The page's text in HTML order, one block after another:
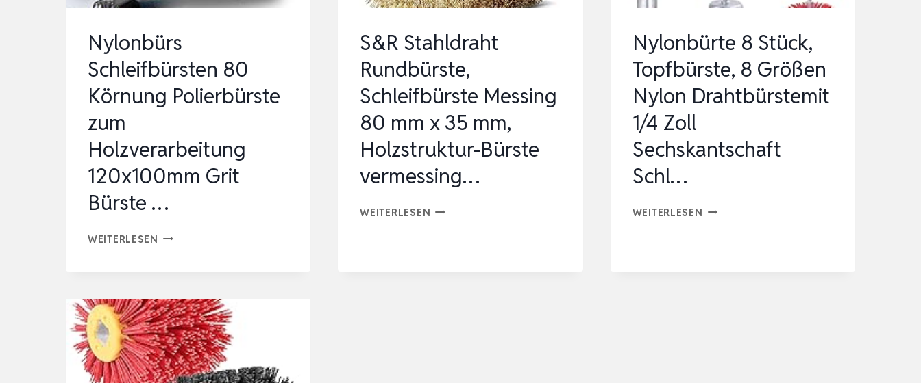
Nylonbürs
Schleifbürsten 80
Körnung Polierbürste
zum
Holzverarbeitung
120x100mm Grit
Bürste …
WEITERLESEN NYLONBÜRS
KÖRNUNG
POLIERBÜRSTE
ZUM
HOLZVERARBEITUNG
S&R Stahldraht
Rundbürste,
Schleifbürste Messing
80 mm x 35 mm,
Holzstruktur-Bürste
vermessing…
WEITERLESEN S&R
Nylonbürte 8 Stück,
Topfbürste, 8 Größen
Nylon Drahtbürstemit
1/4 Zoll
Sechskantschaft
Schl…
WEITERLESEN NYLONBÜRTE